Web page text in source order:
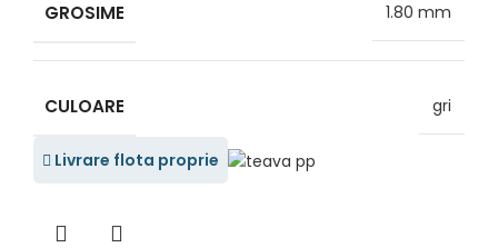
GROSIME 1.80 mm
CULOARE gri
Livrare flota proprie